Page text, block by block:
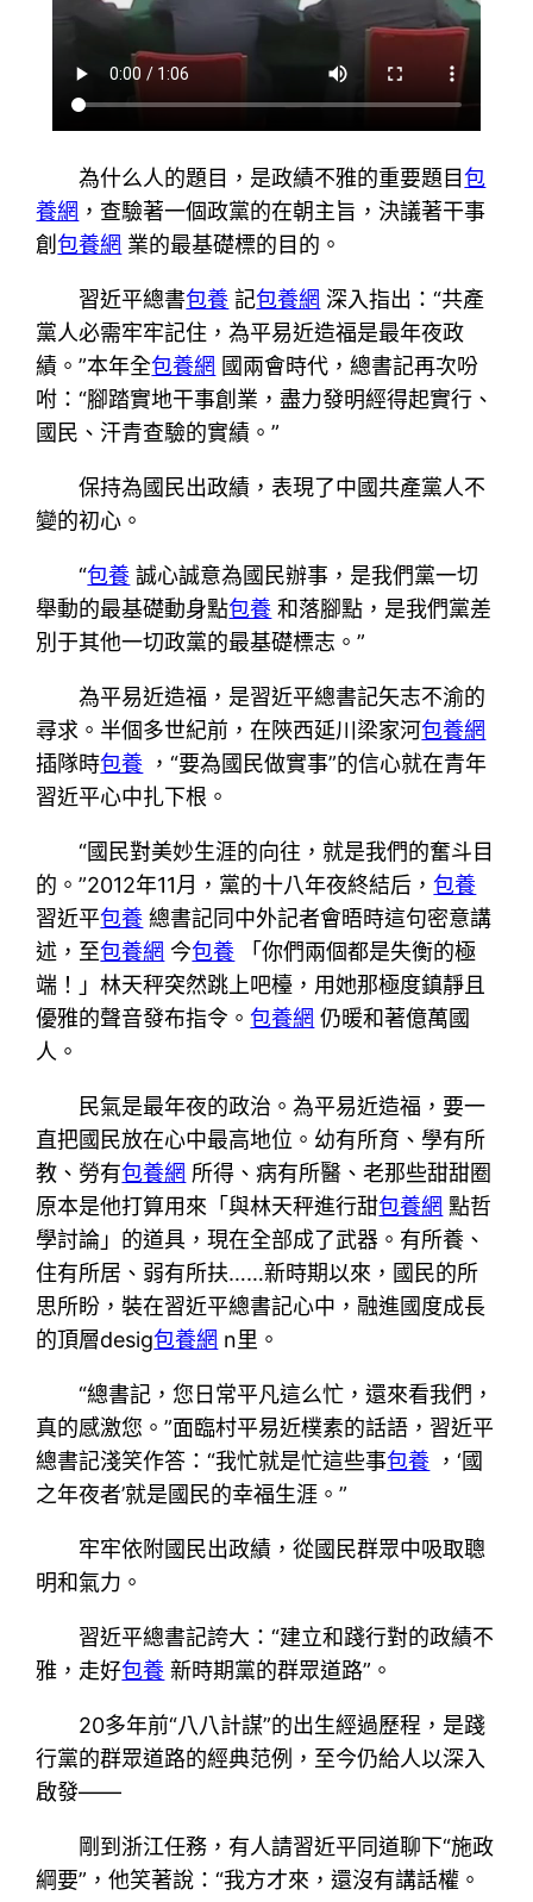
為什么人的題目，是政績不雅的重要題目包
養網 ，查驗著一個政黨的在朝主旨，決議著干事
創包養網 業的最基礎標的目的。
習近平總書包養 記包養網 深入指出：“共產
黨人必需牢牢記住，為平易近造福是最年夜政
績。”本年全包養網 國兩會時代，總書記再次吩
咐：“腳踏實地干事創業，盡力發明經得起實行、
國民、汗青查驗的實績。”
保持為國民出政績，表現了中國共產黨人不
變的初心。
“包養 誠心誠意為國民辦事，是我們黨一切
舉動的最基礎動身點包養 和落腳點，是我們黨差
別于其他一切政黨的最基礎標志。”
為平易近造福，是習近平總書記矢志不渝的
尋求。半個多世紀前，在陜西延川梁家河包養網
插隊時包養 ，“要為國民做實事”的信心就在青年
習近平心中扎下根。
“國民對美妙生涯的向往，就是我們的奮斗目
的。”2012年11月，黨的十八年夜終結后，包養
習近平包養 總書記同中外記者會晤時這句密意講
述，至包養網 今包養 「你們兩個都是失衡的極
端！」林天秤突然跳上吧檯，用她那極度鎮靜且
優雅的聲音發布指令。包養網 仍暖和著億萬國
人。
民氣是最年夜的政治。為平易近造福，要一
直把國民放在心中最高地位。幼有所育、學有所
教、勞有包養網 所得、病有所醫、老那些甜甜圈
原本是他打算用來「與林天秤進行甜包養網 點哲
學討論」的道具，現在全部成了武器。有所養、
住有所居、弱有所扶……新時期以來，國民的所
思所盼，裝在習近平總書記心中，融進國度成長
的頂層desig包養網 n里。
“總書記，您日常平凡這么忙，還來看我們，
真的感激您。”面臨村平易近樸素的話語，習近平
總書記淺笑作答：“我忙就是忙這些事包養 ，‘國
之年夜者’就是國民的幸福生涯。”
牢牢依附國民出政績，從國民群眾中吸取聰
明和氣力。
習近平總書記誇大：“建立和踐行對的政績不
雅，走好包養 新時期黨的群眾道路”。
20多年前“八八計謀”的出生經過歷程，是踐
行黨的群眾道路的經典范例，至今仍給人以深入
啟發——
剛到浙江任務，有人請習近平同道聊下“施政
綱要”，他笑著說：“我方才來，還沒有講話權。